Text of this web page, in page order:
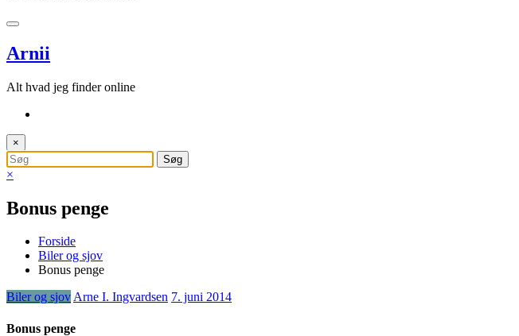
Arnii
Alt hvad jeg finder online
×
×
Bonus penge
Forside
Biler og sjov
Bonus penge
Biler og sjovArne I. Ingvardsen 7. juni 2014
Bonus penge